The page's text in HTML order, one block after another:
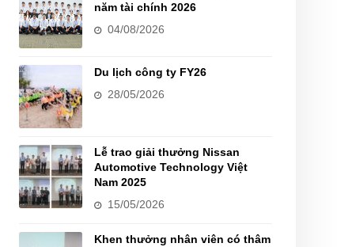
năm tài chính 2026
04/08/2026
Du lịch công ty FY26
28/05/2026
Lễ trao giải thưởng Nissan
Automotive Technology Việt
Nam 2025
15/05/2026
Khen thưởng nhân viên có thâm